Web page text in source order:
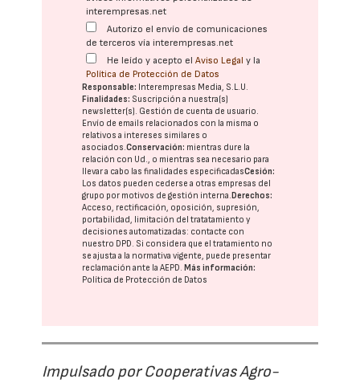
interempresas.net
Autorizo el envío de comunicaciones
de terceros vía interempresas.net
He leído y acepto elAviso Legal y la
Política de Protección de Datos
Responsable: Interempresas Media, S.L.U.
Finalidades: Suscripción a nuestra(s)
newsletter(s). Gestión de cuenta de usuario.
Envío de emails relacionados con la misma o
relativos a intereses similares o
asociados.Conservación: mientras dure la
relación con Ud., o mientras sea necesario para
llevar a cabo las finalidades especificadasCesión:
Los datos pueden cederse a otras empresas del
grupo por motivos de gestión interna.Derechos:
Acceso, rectificación, oposición, supresión,
portabilidad, limitación del tratatamiento y
decisiones automatizadas: contacte con
nuestro DPD. Si considera que el tratamiento no
se ajusta a la normativa vigente, puede presentar
reclamación ante laAEPD.Más información:
Política de Protección de Datos
Impulsado por Cooperativas Agro-